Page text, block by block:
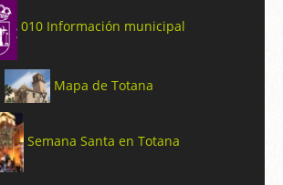
010 Información municipal
Mapa de Totana
Semana Santa en Totana